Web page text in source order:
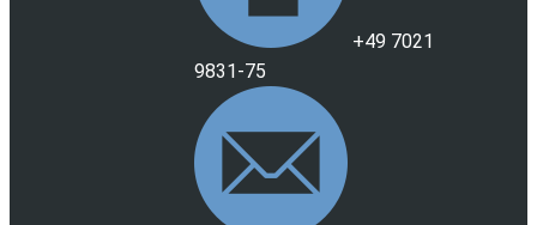
+49 7021
9831-75